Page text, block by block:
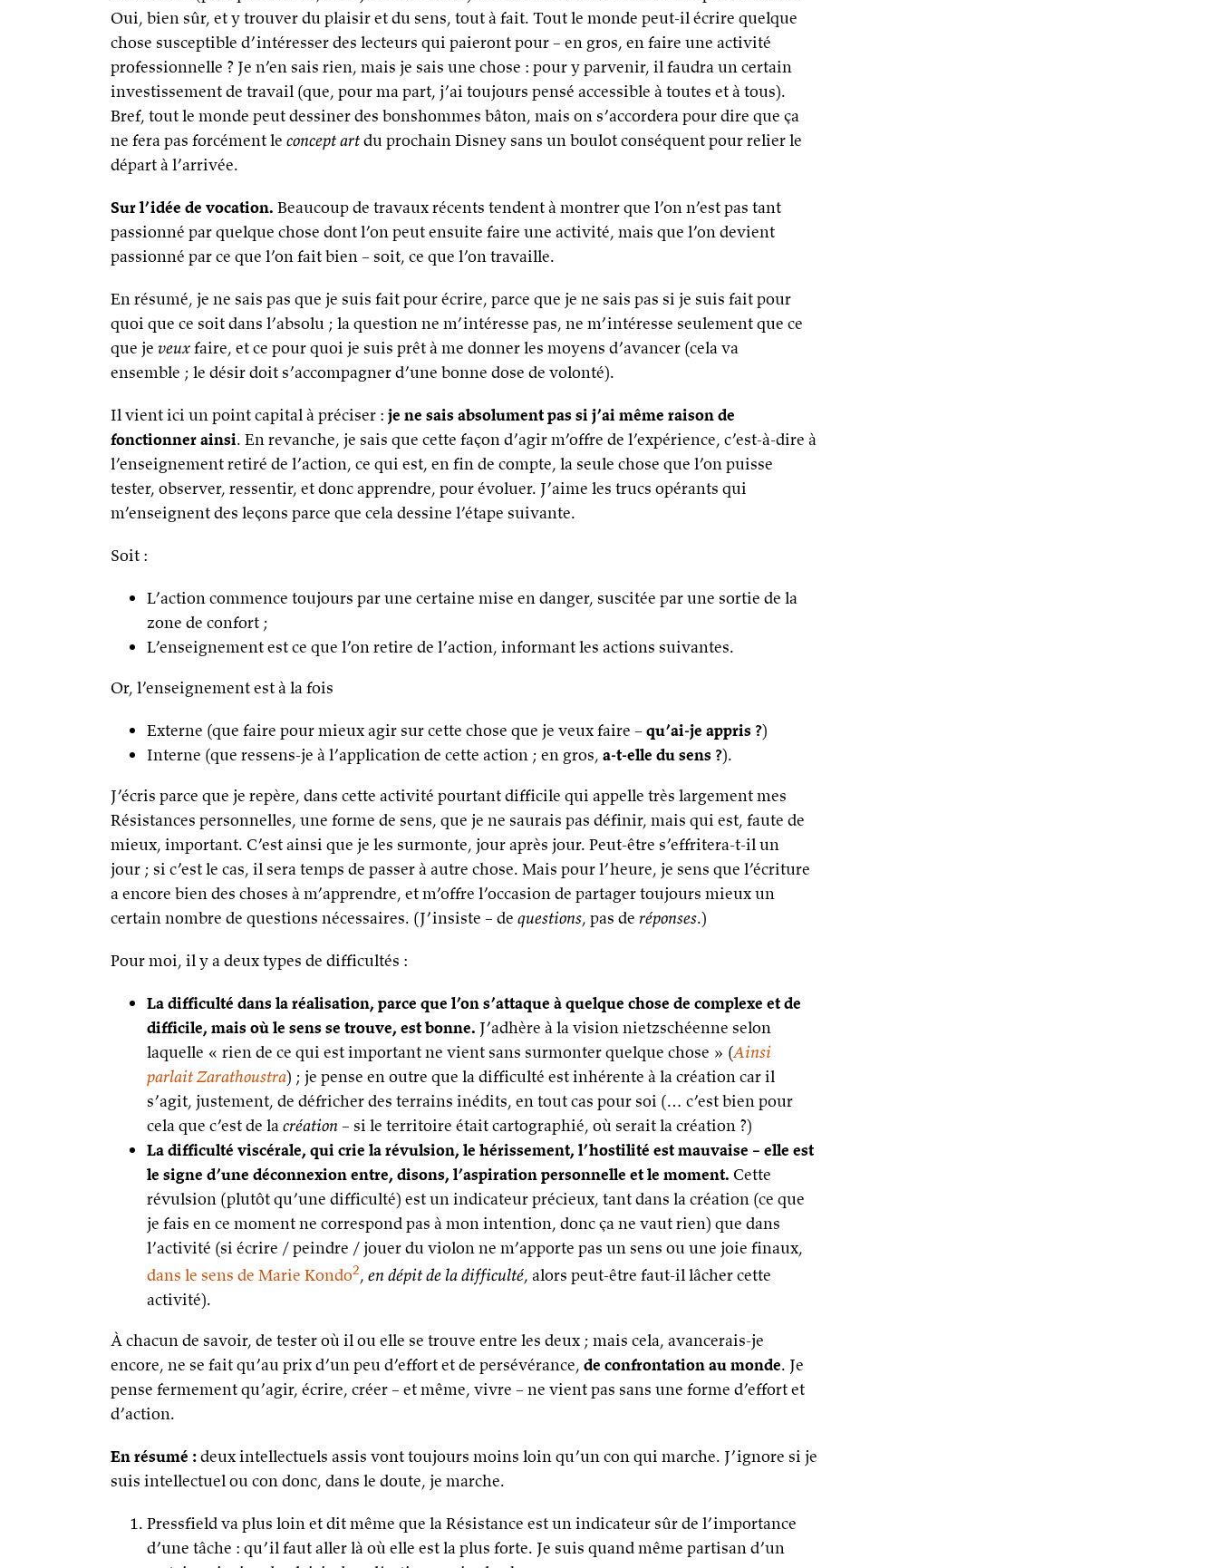
Oui, bien sûr, et y trouver du plaisir et du sens, tout à fait. Tout le monde peut-il écrire quelque
chose susceptible d’intéresser des lecteurs qui paieront pour – en gros, en faire une activité
professionnelle ? Je n’en sais rien, mais je sais une chose : pour y parvenir, il faudra un certain
investissement de travail (que, pour ma part, j’ai toujours pensé accessible à toutes et à tous).
Bref, tout le monde peut dessiner des bonshommes bâton, mais on s’accordera pour dire que ça
ne fera pas forcément le concept artdu prochain Disney sans un boulot conséquent pour relier le
départ à l’arrivée.
Sur l’idée de vocation. Beaucoup de travaux récents tendent à montrer que l’on n’est pas tant
passionné par quelque chose dont l’on peut ensuite faire une activité, mais que l’on devient
passionné par ce que l’on fait bien – soit, ce que l’on travaille.
En résumé, je ne sais pas que je suis fait pour écrire, parce que je ne sais pas si je suis fait pour
quoi que ce soit dans l’absolu ; la question ne m’intéresse pas, ne m’intéresse seulement que ce
que je veuxfaire, et ce pour quoi je suis prêt à me donner les moyens d’avancer (cela va
ensemble ; le désir doit s’accompagner d’une bonne dose de volonté).
Il vient ici un point capital à préciser : je ne sais absolument pas si j’ai même raison de
fonctionner ainsi. En revanche, je sais que cette façon d’agir m’offre de l’expérience, c’est-à-dire à
l’enseignement retiré de l’action, ce qui est, en fin de compte, la seule chose que l’on puisse
tester, observer, ressentir, et donc apprendre, pour évoluer. J’aime les trucs opérants qui
m’enseignent des leçons parce que cela dessine l’étape suivante.
Soit :
L’action commence toujours par une certaine mise en danger, suscitée par une sortie de la
zone de confort ;
L’enseignement est ce que l’on retire de l’action, informant les actions suivantes.
Or, l’enseignement est à la fois
Externe (que faire pour mieux agir sur cette chose que je veux faire – qu’ai-je appris ?)
Interne (que ressens-je à l’application de cette action ; en gros, a-t-elle du sens ?).
J’écris parce que je repère, dans cette activité pourtant difficile qui appelle très largement mes
Résistances personnelles, une forme de sens, que je ne saurais pas définir, mais qui est, faute de
mieux, important. C’est ainsi que je les surmonte, jour après jour. Peut-être s’effritera-t-il un
jour ; si c’est le cas, il sera temps de passer à autre chose. Mais pour l’heure, je sens que l’écriture
a encore bien des choses à m’apprendre, et m’offre l’occasion de partager toujours mieux un
certain nombre de questions nécessaires. (J’insiste – de questions, pas de réponses.)
Pour moi, il y a deux types de difficultés :
La difficulté dans la réalisation, parce que l’on s’attaque à quelque chose de complexe et de
difficile, mais où le sens se trouve, est bonne. J’adhère à la vision nietzschéenne selon
laquelle « rien de ce qui est important ne vient sans surmonter quelque chose » (Ainsi
parlait Zarathoustra) ; je pense en outre que la difficulté est inhérente à la création car il
s’agit, justement, de défricher des terrains inédits, en tout cas pour soi (… c’est bien pour
cela que c’est de lacréation– si le territoire était cartographié, où serait la création ?)
La difficulté viscérale, qui crie la révulsion, le hérissement, l’hostilité est mauvaise – elle est
le signe d’une déconnexion entre, disons, l’aspiration personnelle et le moment. Cette
révulsion (plutôt qu’une difficulté) est un indicateur précieux, tant dans la création (ce que
je fais en ce moment ne correspond pas à mon intention, donc ça ne vaut rien) que dans
l’activité (si écrire / peindre / jouer du violon ne m’apporte pas un sens ou une joie finaux,
dans le sens de Marie Kondo2, en dépit de la difficulté, alors peut-être faut-il lâcher cette
activité).
À chacun de savoir, de tester où il ou elle se trouve entre les deux ; mais cela, avancerais-je
encore, ne se fait qu’au prix d’un peu d’effort et de persévérance, de confrontation au monde. Je
pense fermement qu’agir, écrire, créer – et même, vivre – ne vient pas sans une forme d’effort et
d’action.
En résumé :deux intellectuels assis vont toujours moins loin qu’un con qui marche. J’ignore si je
suis intellectuel ou con donc, dans le doute, je marche.
Pressfield va plus loin et dit même que la Résistance est un indicateur sûr de l’importance
d’une tâche : qu’il faut aller là où elle est la plus forte. Je suis quand même partisan d’un